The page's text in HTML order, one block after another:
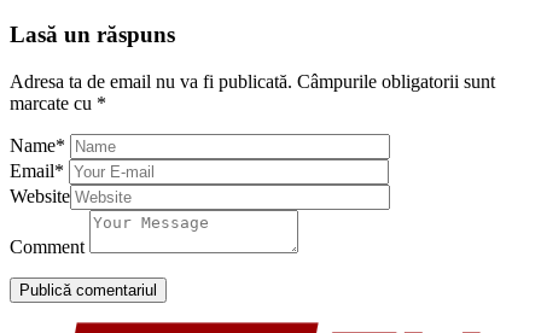
Lasă un răspuns
Adresa ta de email nu va fi publicată. Câmpurile obligatorii sunt
marcate cu *
Name*
Email*
Website
Comment